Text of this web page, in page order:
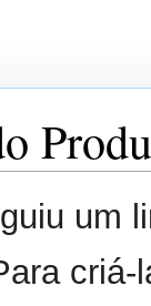
um
criá-